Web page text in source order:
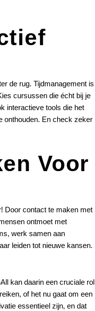
de rug. Tijdmanagement is
cursussen die écht bij je
interactieve tools die het
onthouden. En check zeker
Voor
Door contact te maken met
ontmoet met
werk samen aan
leiden tot nieuwe kansen.
kan daarin een cruciale rol
of het nu gaat om een
essentieel zijn, en dat